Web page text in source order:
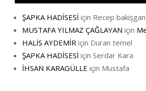
ŞAPKA HADİSESİ için Recep bakişgan
MUSTAFA YILMAZ ÇAĞLAYAN için
HALİS AYDEMİR için Duran temel
ŞAPKA HADİSESİ için Serdar Kara
İHSAN KARAGÜLLE için Mustafa